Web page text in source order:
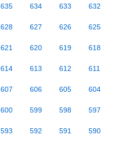
635 634 633 632
628 627 626 625
621 620 619 618
614 613 612 611
607 606 605 604
600 599 598 597
593 592 591 590